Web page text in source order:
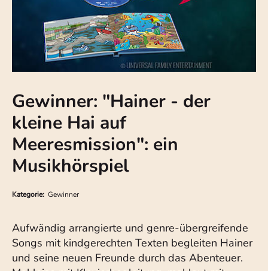
Gewinner: "Hainer - der
kleine Hai auf
Meeresmission": ein
Musikhörspiel
Kategorie: Gewinner
Aufwändig arrangierte und genre-übergreifende
Songs mit kindgerechten Texten begleiten Hainer
und seine neuen Freunde durch das Abenteuer.